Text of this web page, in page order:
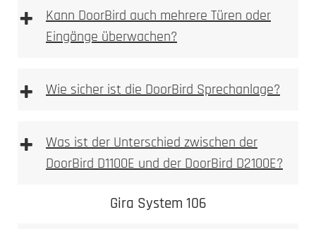
+
Kann DoorBird auch mehrere Türen oder
Eingänge überwachen?
+ Wie sicher ist die DoorBird Sprechanlage?
+
Was ist der Unterschied zwischen der
DoorBird D1100E und der DoorBird D2100E?
DoorBird D2100EGira System 106